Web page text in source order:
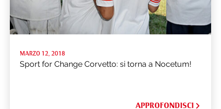
MARZO 12, 2018
Sport for Change Corvetto: si torna a Nocetum!
APPROFONDISCI